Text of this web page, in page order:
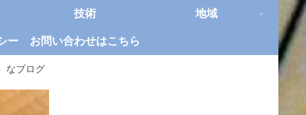
なブログ
技術 地域
ー お問い合わせはこちら